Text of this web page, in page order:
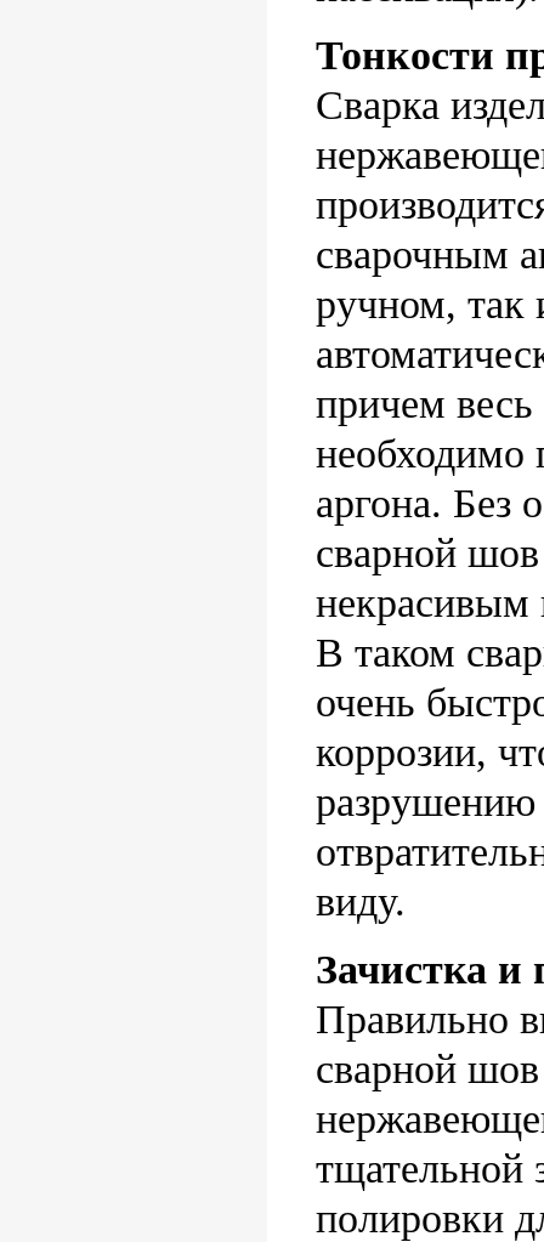
Тонкости
Сварка
сварочным
ручном, так
причем весь
необходимо
аргона. Без
сварной
некрасивым
В таком
очень
коррозии,
разрушению
виду.
Зачистка и
Правильно
сварной
тщательной
полировки